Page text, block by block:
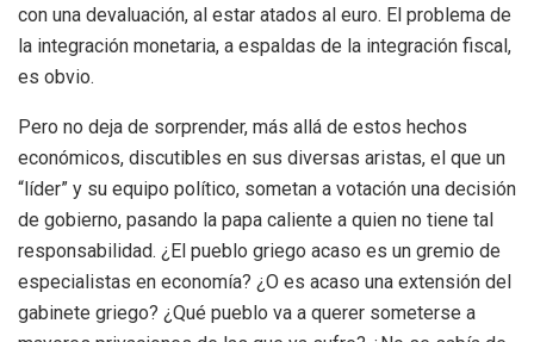
con una devaluación, al estar atados al euro. El problema de
la integración monetaria, a espaldas de la integración fiscal,
es obvio.
Pero no deja de sorprender, más allá de estos hechos
económicos, discutibles en sus diversas aristas, el que un
“líder” y su equipo político, sometan a votación una decisión
de gobierno, pasando la papa caliente a quien no tiene tal
responsabilidad. ¿El pueblo griego acaso es un gremio de
especialistas en economía? ¿O es acaso una extensión del
gabinete griego? ¿Qué pueblo va a querer someterse a